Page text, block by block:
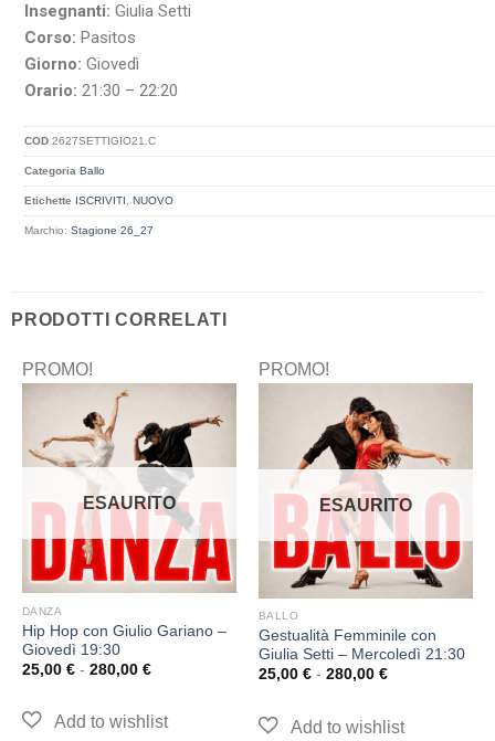
Insegnanti: Giulia Setti
Corso: Pasitos
Giorno: Giovedì
Orario: 21:30 – 22:20
COD2627SETTIGIO21.C
Categoria Ballo
Etichette ISCRIVITI ,NUOVO
Marchio:Stagione 26_27
PRODOTTI CORRELATI
PROMO!
ESAURITO
DANZA
Hip Hop con Giulio Gariano –
Giovedì 19:30
25,00 € - 280,00 €
PROMO!
ESAURITO
BALLO
Gestualità Femminile con
Giulia Setti – Mercoledì 21:30
25,00 € - 280,00 €